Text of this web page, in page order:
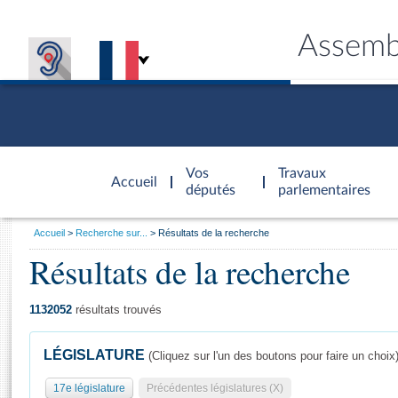
Accueil
d'accueil
Vos
députés
Travaux
parlementaires
Général
Vous
Accueil Recherche sur... Résultats de la recherche
Résultats de la recherche
1132052 résultats trouvés
LÉGISLATURE (Cliquez sur l'un des boutons pour faire un choix)
17e législature Précédentes législatures (X)